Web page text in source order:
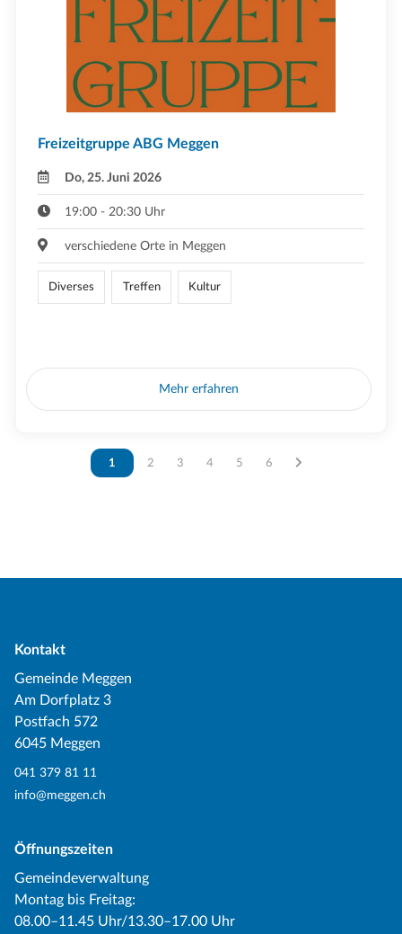
Freizeitgruppe ABG Meggen
Do, 25. Juni 2026
19:00 - 20:30 Uhr
verschiedene Orte in Meggen
Diverses Treffen Kultur
Mehr erfahren
Vous êtes sur la page
1 Vous êtes sur la page
2 Vous êtes sur la page
3 Vous êtes sur la page
4 Vous êtes sur la page
5 Vous êtes sur la page
6
Kontakt
Gemeinde Meggen
Am Dorfplatz 3
Postfach 572
6045 Meggen
041 379 81 11
info@meggen.ch
Öffnungszeiten
Gemeindeverwaltung
Montag bis Freitag:
08.00–11.45 Uhr/13.30–17.00 Uhr